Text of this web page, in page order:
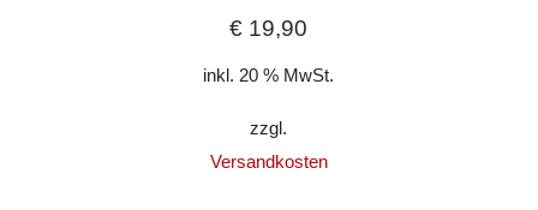
€ 19,90
inkl. 20 % MwSt.
zzgl.
Versandkosten